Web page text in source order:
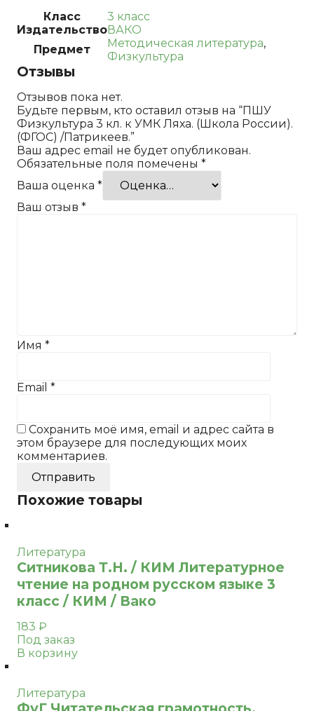
Класс
3 класс
ИздательствоВАКО
Предмет
Методическая литература,
Физкультура
Отзывы
Отзывов пока нет.
Будьте первым, кто оставил отзыв на “ПШУ
Физкультура 3 кл. к УМК Ляха. (Школа России).
(ФГОС) /Патрикеев.”
Ваш адрес email не будет опубликован.
Обязательные поля помечены *
Ваша оценка *
Ваш отзыв *
Имя *
Email *
Сохранить моё имя, email и адрес сайта в
этом браузере для последующих моих
комментариев.
Похожие товары
Литература
Ситникова Т.Н. / КИМ Литературное
чтение на родном русском языке 3
класс / КИМ / Вако
183 ₽
Под заказ
В корзину
Литература